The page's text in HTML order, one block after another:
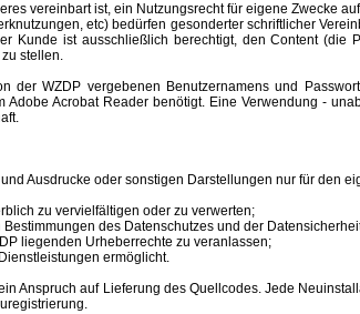
vereinbart ist, ein Nutzungsrecht für eigene Zwecke
etc) bedürfen gesonderter schriftlicher
Kunde ist ausschließlich berechtigt, den Content
stellen.
WZDP vergebenen Benutzernamens und
Acrobat Reader benötigt. Eine Verwendung -
Ausdrucke oder sonstigen Darstellungen nur für den
zu vervielfältigen oder zu verwerten;
des Datenschutzes und der
liegenden Urheberrechte zu veranlassen;
ermöglicht.
auf Lieferung des Quellcodes. Jede